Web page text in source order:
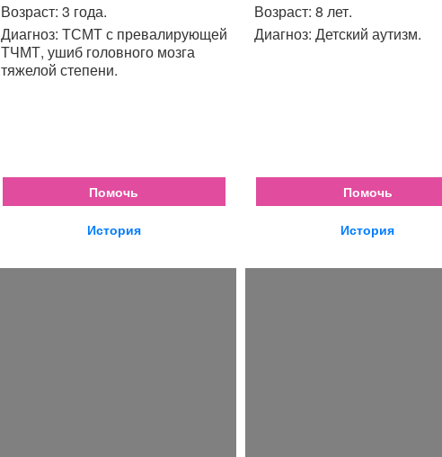
Возраст: 3 года.
Диагноз: ТСМТ с превалирующей
ТЧМТ, ушиб головного мозга
тяжелой степени.
Помочь
История
Возраст: 8 лет.
Диагноз: Детский аутизм.
Помочь
История